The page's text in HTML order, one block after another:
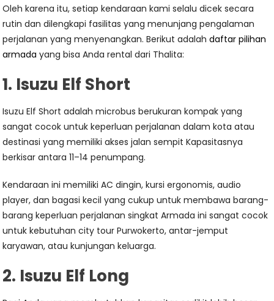
Oleh karena itu, setiap kendaraan kami selalu dicek secara
rutin dan dilengkapi fasilitas yang menunjang pengalaman
perjalanan yang menyenangkan. Berikut adalahdaftar pilihan
armada yang bisa Anda rental dari Thalita:
1. Isuzu Elf Short
Isuzu Elf Short adalah microbus berukuran kompak yang
sangat cocok untuk keperluan perjalanan dalam kota atau
destinasi yang memiliki akses jalan sempit Kapasitasnya
berkisar antara 11–14 penumpang.
Kendaraan ini memiliki AC dingin, kursi ergonomis, audio
player, dan bagasi kecil yang cukup untuk membawa barang-
barang keperluan perjalanan singkat Armada ini sangat cocok
untuk kebutuhan city tour Purwokerto, antar-jemput
karyawan, atau kunjungan keluarga.
2. Isuzu Elf Long